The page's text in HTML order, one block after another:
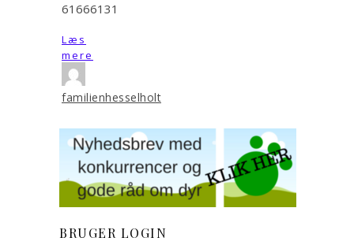
61666131
Læs
mere
familienhesselholt
BRUGER LOGIN